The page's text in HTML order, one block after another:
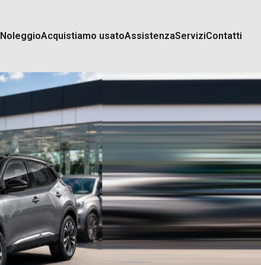
NoleggioAcquistiamo usatoAssistenzaServiziContatti